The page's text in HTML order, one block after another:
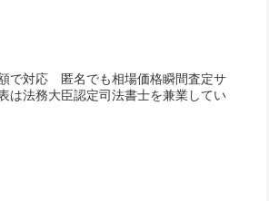
で対応 匿名でも相場価格瞬間査定サ
法務大臣認定司法書士を兼業してい